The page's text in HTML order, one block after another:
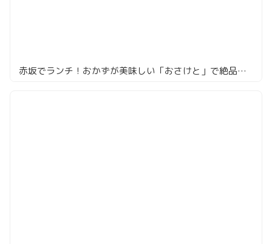
赤坂でランチ！おかずが美味しい「おさけと」で絶品の宇和島鯛めし体験